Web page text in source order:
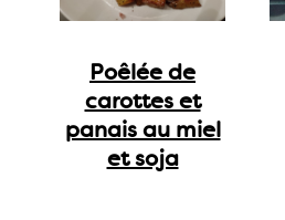
Poêlée de
carottes et
panais au miel
et soja